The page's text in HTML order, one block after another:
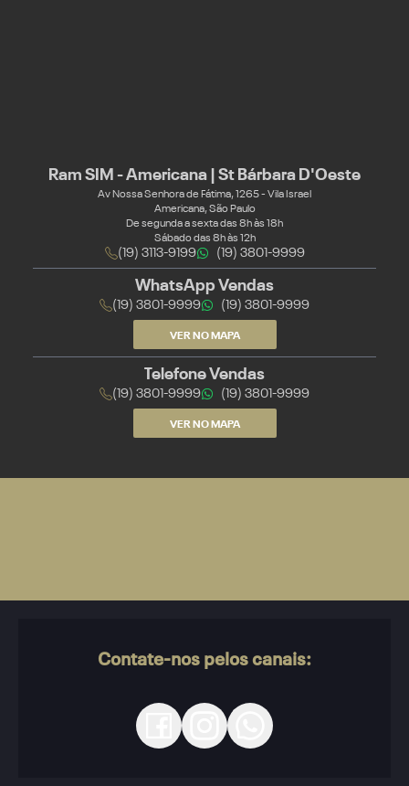
Ram SIM - Americana | St Bárbara D'Oeste
Av Nossa Senhora de Fátima, 1265 - Vila Israel
Americana, São Paulo
De segunda a sexta das 8h às 18h
Sábado das 8h às 12h
(19) 3113-9199 (19) 3801-9999
WhatsApp Vendas
(19) 3801-9999 (19) 3801-9999
VER NO MAPA
Telefone Vendas
(19) 3801-9999 (19) 3801-9999
VER NO MAPA
Contate-nos pelos canais: